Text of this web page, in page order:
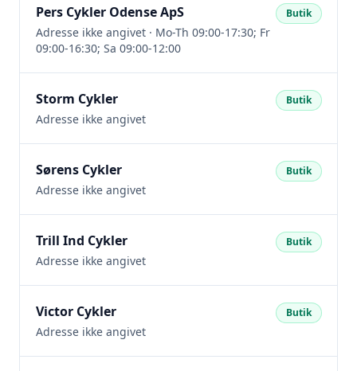
Pers Cykler Odense ApS
Adresse ikke angivet · Mo-Th 09:00-17:30; Fr
09:00-16:30; Sa 09:00-12:00
Butik
Storm Cykler
Adresse ikke angivet
Butik
Sørens Cykler
Adresse ikke angivet
Butik
Trill Ind Cykler
Adresse ikke angivet
Butik
Victor Cykler
Adresse ikke angivet
Butik